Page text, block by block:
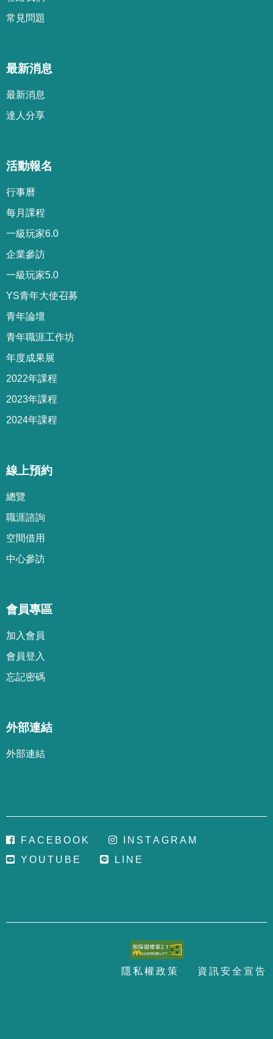
常見問題
最新消息
最新消息
達人分享
活動報名
行事曆
每月課程
一級玩家6.0
企業參訪
一級玩家5.0
YS青年大使召募
青年論壇
青年職涯工作坊
年度成果展
2022年課程
2023年課程
2024年課程
線上預約
總覽
職涯諮詢
空間借用
中心參訪
會員專區
加 入會 員
會 員登 入
忘記密碼
外部連結
外部連結
FA C E B OO K N S TA G R A M
Y O U T U B E L N E
隱 私 權政 策 資 訊安全 宣 告